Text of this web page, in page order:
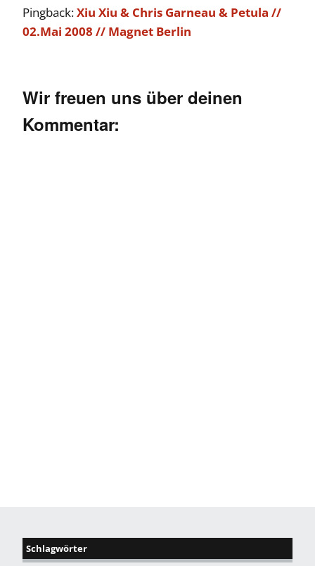
Pingback:Xiu Xiu & Chris Garneau & Petula //
02.Mai 2008 // Magnet Berlin
Wir freuen uns über deinen
Kommentar:
Schlagwörter